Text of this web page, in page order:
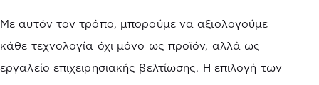
Με αυτόν τον τρόπο, μπορούμε να αξιολογούμε
κάθε τεχνολογία όχι μόνο ως προϊόν, αλλά ως
εργαλείο επιχειρησιακής βελτίωσης. Η επιλογή των